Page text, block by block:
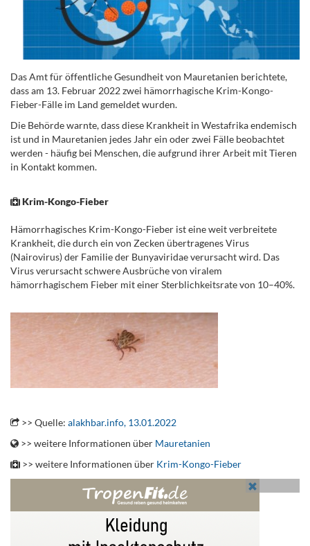
Das Amt für öffentliche Gesundheit von Mauretanien berichtete,
dass am 13. Februar 2022 zwei hämorrhagische Krim-Kongo-
Fieber-Fälle im Land gemeldet wurden.
Die Behörde warnte, dass diese Krankheit in Westafrika endemisch
ist und in Mauretanien jedes Jahr ein oder zwei Fälle beobachtet
werden - häufig bei Menschen, die aufgrund ihrer Arbeit mit Tieren
in Kontakt kommen.
Krim-Kongo-Fieber
Hämorrhagisches Krim-Kongo-Fieber ist eine weit verbreitete
Krankheit, die durch ein von Zecken übertragenes Virus
(Nairovirus) der Familie der Bunyaviridae verursacht wird. Das
Virus verursacht schwere Ausbrüche von viralem
hämorrhagischem Fieber mit einer Sterblichkeitsrate von 10–40%.
>> Quelle: alakhbar.info, 13.01.2022
>> weitere Informationen über Mauretanien
>> weitere Informationen über Krim-Kongo-Fieber